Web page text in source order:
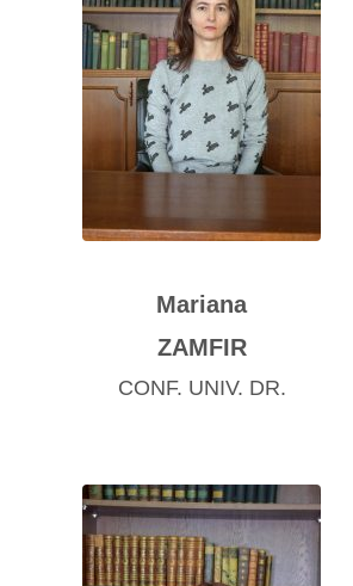
Mariana
ZAMFIR
CONF. UNIV. DR.